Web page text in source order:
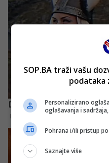
SOP.BA traži vašu
podataka
Personalizirano
oglašavanja i
Pohrana i/ili pristup
Saznajte više